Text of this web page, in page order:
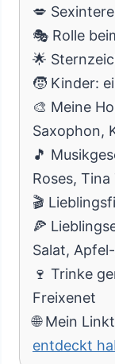
💋
🎭 Rolle
🌟
🧒 Kinder:
🎨 Meine
Saxophon,
🎵
Roses,
🎬
🍕
Salat,
🍷 Trinke
Freixenet
🌐 Mein
entdeckt